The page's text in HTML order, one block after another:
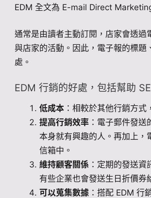
EDM 全文為 E-mail Direct
通常是由讀者主動訂閱，店家會透
與店家的活動。因此，電子報的標
處。
EDM 行銷的好處，包括幫助
低成本 ：相較於其他行銷方
提高行銷效率 ：電子郵件發
本身就有興趣的人。再加上，
信箱中。
維持顧客關係 ：定期的發送
有些企業也會發送生日折價券
可以蒐集數據 ：搭配 EDM 行